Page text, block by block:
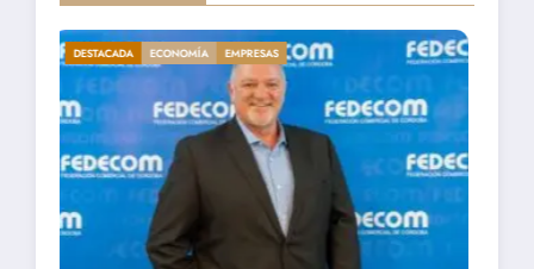
DESTACADA ECONOMÍA EMPRESAS